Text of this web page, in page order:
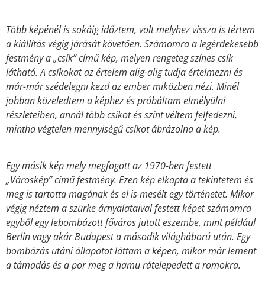
Több képénél is sokáig időztem, volt melyhez vissza is tértem
a kiállítás végig járását követően. Számomra a legérdekesebb
festmény a „csík” című kép, melyen rengeteg színes csík
látható. A csíkokat az értelem alig-alig tudja értelmezni és
már-már szédelegni kezd az ember miközben nézi. Minél
jobban közeledtem a képhez és próbáltam elmélyülni
részleteiben, annál több csíkot és színt véltem felfedezni,
mintha végtelen mennyiségű csíkot ábrázolna a kép.
Egy másik kép mely megfogott az 1970-ben festett
„Városkép” című festmény. Ezen kép elkapta a tekintetem és
meg is tartotta magának és el is mesélt egy történetet. Mikor
végig néztem a szürke árnyalataival festett képet számomra
egyből egy lebombázott főváros jutott eszembe, mint például
Berlin vagy akár Budapest a második világháború után. Egy
bombázás utáni állapotot láttam a képen, mikor már lement
a támadás és a por meg a hamu rátelepedett a romokra.